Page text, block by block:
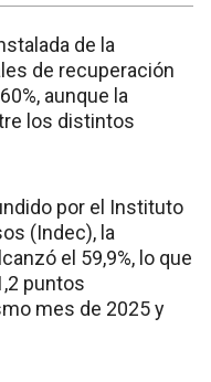
de la
de recuperación
aunque la
los distintos
por el Instituto
(Indec), la
el 59,9%, lo que
puntos
mes de 2025 y